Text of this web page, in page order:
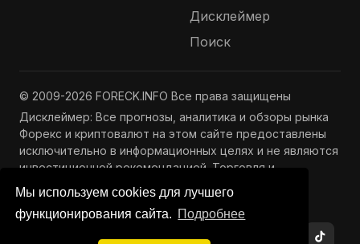
Мы используем cookies для лучшего
функционирования сайта. Подробнее
Дисклеймер
Поиск
© 2009-2026 FORECK.INFO Все права защищены
Дисклеймер: Все прогнозы, аналитика и обзоры рынка
Форекс и криптовалют на этом сайте предоставлены
исключительно в информационных целях и не являются
инвестиционной рекомендацией. Торговля и
инвестиции связаны с риском потери капитала.
Подробнее —Полный дисклеймер